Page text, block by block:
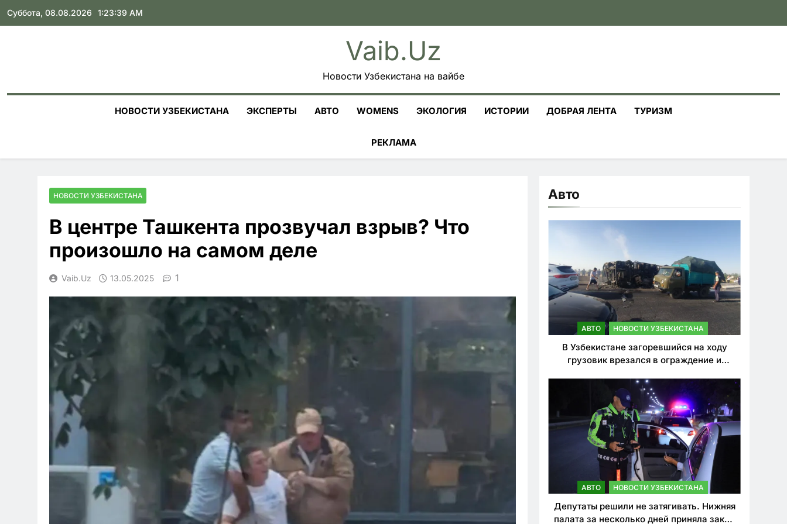
Skip
Суббота, 08.08.2026 1:23:40 AM
Vaib.uz
Новости Узбекистана на вайбе
НОВОСТИ УЗБЕКИСТАНА ЭКСПЕРТЫ АВТО WOMENS ЭКОЛОГИЯ ИСТОРИИ ДОБРАЯ ЛЕНТА ТУРИЗМ
РЕКЛАМА
НОВОСТИ УЗБЕКИСТАНА
В центре Ташкента прозвучал взрыв? Что
произошло на самом деле
Vaib.uz 13.05.2025 1
Авто
АВТО НОВОСТИ УЗБЕКИСТАНА
В Узбекистане загоревшийся на ходу
грузовик врезался в ограждение и
АВТО НОВОСТИ УЗБЕКИСТАНА
Депутаты решили не затягивать. Нижняя
палата за несколько дней приняла закон